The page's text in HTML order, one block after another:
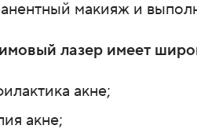
макияж и
лазер имеет
акне;
акне;